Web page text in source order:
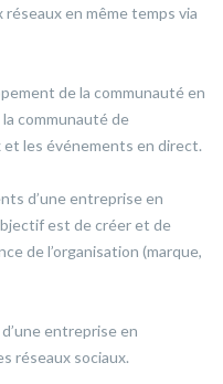
en même temps via
de la communauté en
communauté de
et les événements en direct.
d’une entreprise en
est de créer et de
de l’organisation (marque,
entreprise en
réseaux sociaux.